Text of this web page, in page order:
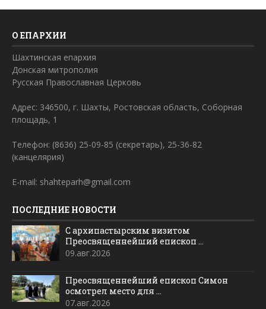
О ЕПАРХИИ
Шахтинская епархия
Донская митрополия
Русская Православная Церковь
Адрес: 346500, г. Шахты, Ростовская область, Соборная
площадь, 1
Телефон: (8636) 25-09-85 (секретарь), 25-36-82
(канцелярия)
E-mail: shahteparh@gmail.com
ПОСЛЕДНИЕ НОВОСТИ
С архипастырским визитом
Преосвященнейший епископ ...
09.авг.2026
Преосвященнейший епископ Симон
осмотрел место для ...
07.авг.2026